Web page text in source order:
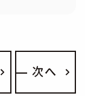
次へ